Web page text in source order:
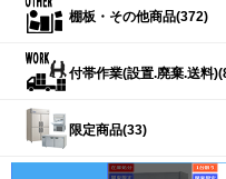
棚板・その他商品(372)
付帯作業(設置.廃棄.送料
限定商品(33)